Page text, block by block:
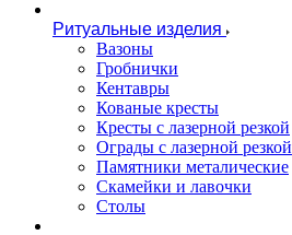
Ритуальные изделия
Вазоны
Гробнички
Кентавры
Кованые кресты
Кресты с лазерной резкой
Ограды с лазерной резкой
Памятники металические
Скамейки и лавочки
Столы